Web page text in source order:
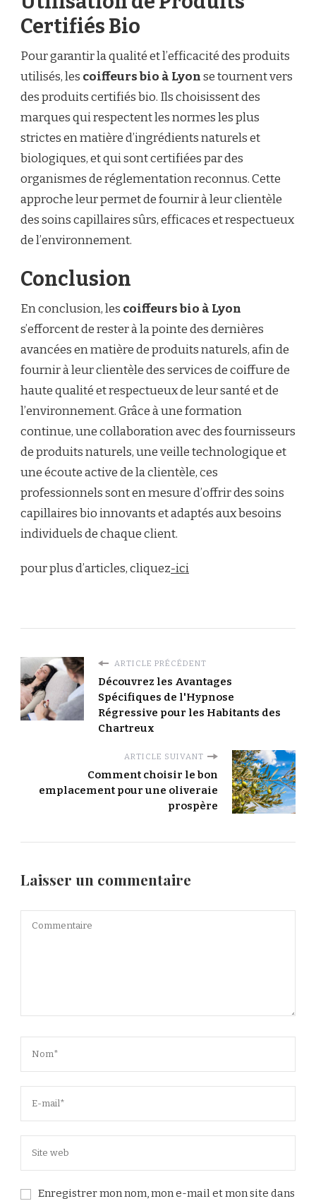
Certifiés Bio
Pour garantir la qualité et l’efficacité des produits
utilisés, les coiffeurs bio à Lyonse tournent vers
des produits certifiés bio. Ils choisissent des
marques qui respectent les normes les plus
strictes en matière d’ingrédients naturels et
biologiques, et qui sont certifiées par des
organismes de réglementation reconnus. Cette
approche leur permet de fournir à leur clientèle
des soins capillaires sûrs, efficaces et respectueux
de l’environnement.
Conclusion
En conclusion, les coiffeurs bio à Lyon
s’efforcent de rester à la pointe des dernières
avancées en matière de produits naturels, afin de
fournir à leur clientèle des services de coiffure de
haute qualité et respectueux de leur santé et de
l’environnement. Grâce à une formation
continue, une collaboration avec des fournisseurs
de produits naturels, une veille technologique et
une écoute active de la clientèle, ces
professionnels sont en mesure d’offrir des soins
capillaires bio innovants et adaptés aux besoins
individuels de chaque client.
pour plus d’articles, cliquez-ici
ARTICLE PRÉCÉDENT
Découvrez les Avantages
Spécifiques de l'Hypnose
Régressive pour les Habitants des
Chartreux
ARTICLE SUIVANT
Comment choisir le bon
emplacement pour une oliveraie
prospère
Laisser un commentaire
Enregistrer mon nom, mon e-mail et mon site dans